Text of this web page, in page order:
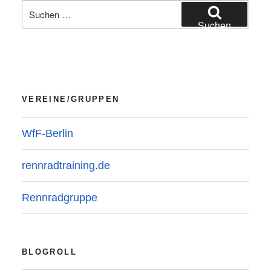
Suchen
nach:
Suchen
VEREINE/GRUPPEN
WfF-Berlin
rennradtraining.de
Rennradgruppe
BLOGROLL